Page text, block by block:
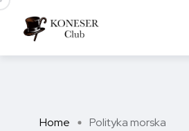
Home Polityka morska